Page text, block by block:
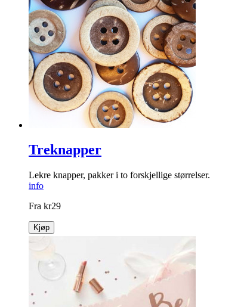
Treknapper
Lekre knapper, pakker i to forskjellige størrelser.
info
Fra kr29
Kjøp